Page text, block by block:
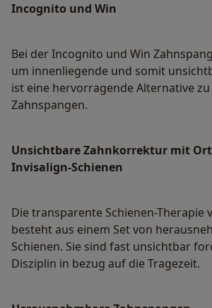
Incognito und Win
Bei der Incognito und Win
um innenliegende und somit
ist eine hervorragende Alternative
Zahnspangen.
Unsichtbare Zahnkorrektur mit
Invisalign-Schienen
Die transparente Schienen-Therapie
besteht aus einem Set von
Schienen. Sie sind fast unsichtbar
Disziplin in bezug auf die Tragezeit.